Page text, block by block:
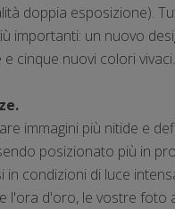
doppia esposizione).
importanti: un nuovo
cinque nuovi colori vivaci.
immagini più nitide e
posizionato più in
condizioni di luce
l'ora d'oro, le vostre foto